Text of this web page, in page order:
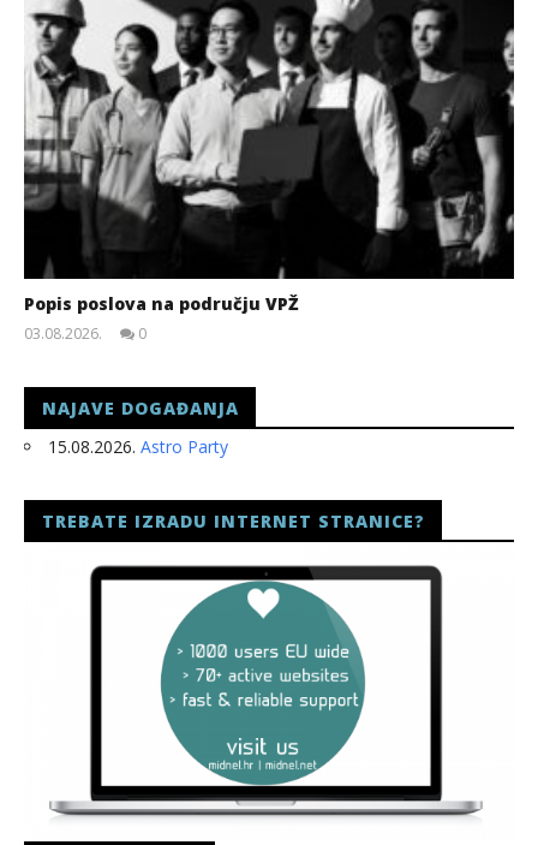
Popis poslova na području VPŽ
03.08.2026.
0
NAJAVE DOGAĐANJA
15.08.2026. Astro Party
TREBATE IZRADU INTERNET STRANICE?